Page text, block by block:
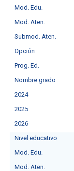
Mod. Edu.
Mod. Aten.
Submod. Aten.
Opción
Prog. Ed.
Nombre grado
2024
2025
2026
Nivel educativo
Mod. Edu.
Mod. Aten.